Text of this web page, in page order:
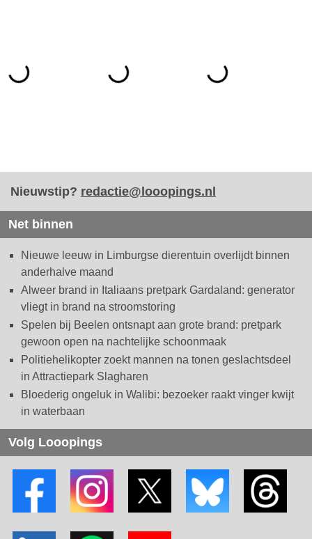
Nieuwstip? redactie@looopings.nl
Net binnen
Nieuwe leeuw in Limburgse dierentuin overlijdt binnen
anderhalve maand
Alweer brand in Italiaans pretpark Gardaland: generator
vliegt in brand na stroomstoring
Spelen bij Beelen ontsnapt aan grote brand: pretpark
gewoon open na nachtelijke schoonmaak
Politiehelikopter zoekt mannen na tonen geslachtsdeel
in Attractiepark Slagharen
Bloederig ongeluk in Walibi: bezoeker raakt vinger kwijt
in waterbaan
Volg Looopings